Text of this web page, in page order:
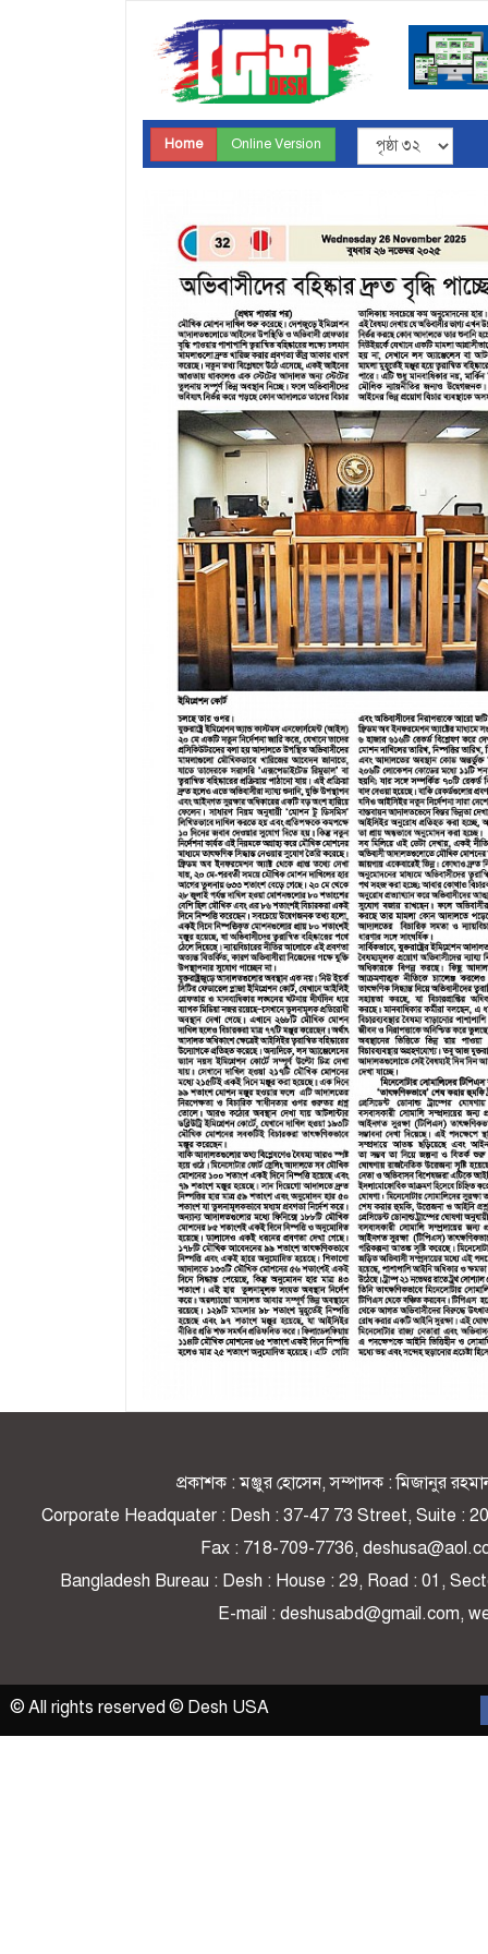
Home Online Version
প্রকাশক : মঞ্জুর হোসেন, সম্পাদক : মিজানুর
Corporate Headquater : Desh : 37-47 73 Street, Suite :
Fax : 718-709-7736,
Bangladesh Bureau : Desh : House : 29, Road : 01,
E-mail : deshusabd@gmail.com,
© All rights reserved © Desh USA